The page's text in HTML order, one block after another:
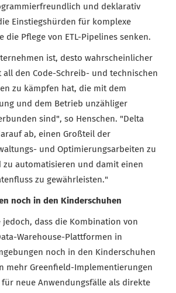
und deklarativ
Einstiegshürden für komplexe
die Pflege von ETL-Pipelines senken.
ist, desto wahrscheinlicher
all den Code-Schreib- und technischen
zu kämpfen hat, die mit dem
und dem Betrieb unzähliger
sind", so Henschen. "Delta
ab, einen Großteil der
und Optimierungsarbeiten zu
zu automatisieren und damit einen
zu gewährleisten."
noch in den Kinderschuhen
jedoch, dass die Kombination von
Warehouse-Plattformen in
noch in den Kinderschuhen
mehr Greenfield-Implementierungen
neue Anwendungsfälle als direkte